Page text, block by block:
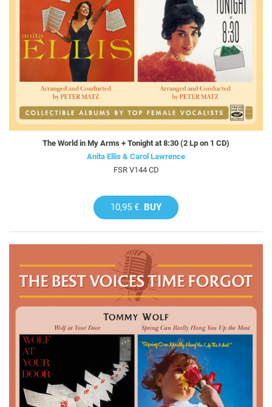
The World in My Arms + Tonight at 8:30 (2 Lp on 1 CD)
Anita Ellis & Carol Lawrence
FSR V144 CD
10,95 € BUY